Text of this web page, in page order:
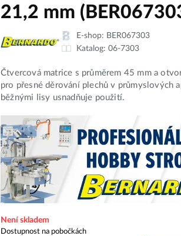
21,2 mm
E-shop: BER067303
Katalog: 06-7303
Čtvercová matrice s průměrem 45 mm a
pro přesné děrování plechů v průmyslových
běžnými lisy usnadňuje použití.
Není skladem
Dostupnost na pobočkách